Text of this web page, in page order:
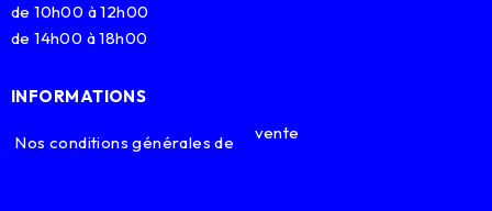
de 10h00 à 12h00
de 14h00 à 18h00
INFORMATIONS
Nos conditions générales de vente